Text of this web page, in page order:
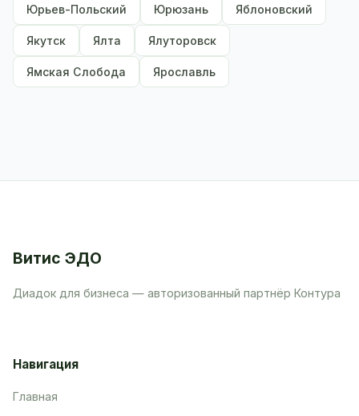
Юрьев-Польский Юрюзань Яблоновский
Якутск Ялта Ялуторовск
Ямская Слобода Ярославль
Витис ЭДО
Диадок для бизнеса — авторизованный партнёр Контура
Навигация
Главная